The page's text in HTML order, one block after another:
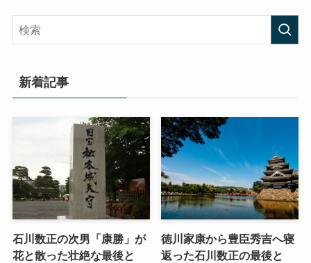
新着記事
石川数正の次男「康勝」が
花と散った壮絶な最後と
徳川家康から豊臣秀吉へ寝
返った石川数正の最後と